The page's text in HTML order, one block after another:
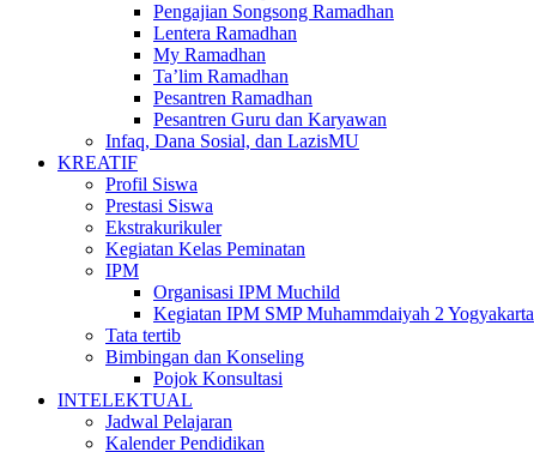
Pengajian Songsong Ramadhan
Lentera Ramadhan
My Ramadhan
Ta’lim Ramadhan
Pesantren Ramadhan
Pesantren Guru dan Karyawan
Infaq, Dana Sosial, dan LazisMU
KREATIF
Profil Siswa
Prestasi Siswa
Ekstrakurikuler
Kegiatan Kelas Peminatan
IPM
Organisasi IPM Muchild
Kegiatan IPM SMP Muhammdaiyah 2 Yogyakarta
Tata tertib
Bimbingan dan Konseling
Pojok Konsultasi
INTELEKTUAL
Jadwal Pelajaran
Kalender Pendidikan